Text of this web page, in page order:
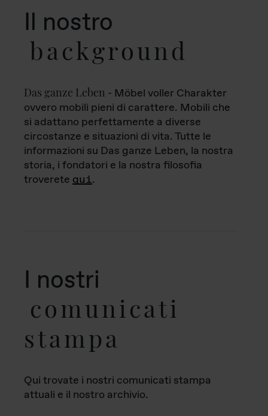
Il nostro
background
Das ganze Leben - Möbel voller Charakter
ovvero mobili pieni di carattere. Mobili che
si adattano perfettamente a diverse
circostanze e situazioni di vita. Tutte le
informazioni su Das ganze Leben, la nostra
storia, i fondatori e la nostra filosofia
troverete qui.
I nostri
comunicati
stampa
Qui trovate i nostri comunicati stampa
attuali e il nostro archivio.